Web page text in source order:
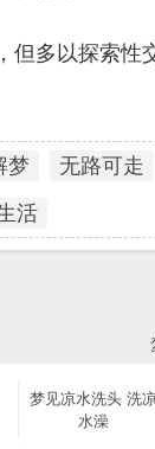
但多以探索性
梦 无路可走
活
梦见凉水洗头 洗
水澡